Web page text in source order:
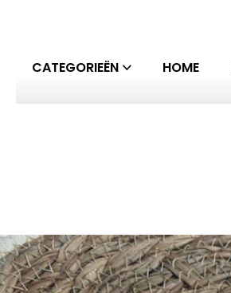
CATEGORIEËN HOME